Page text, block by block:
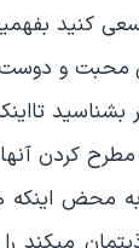
کنید
و دوست
کردن آنها
محض اینکه